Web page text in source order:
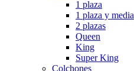
1 plaza
1 plaza y media
2 plazas
Queen
King
Super King
Colchones